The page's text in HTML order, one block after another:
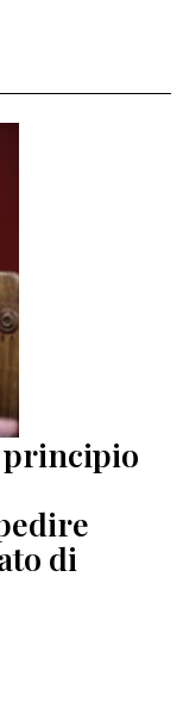
principio
di